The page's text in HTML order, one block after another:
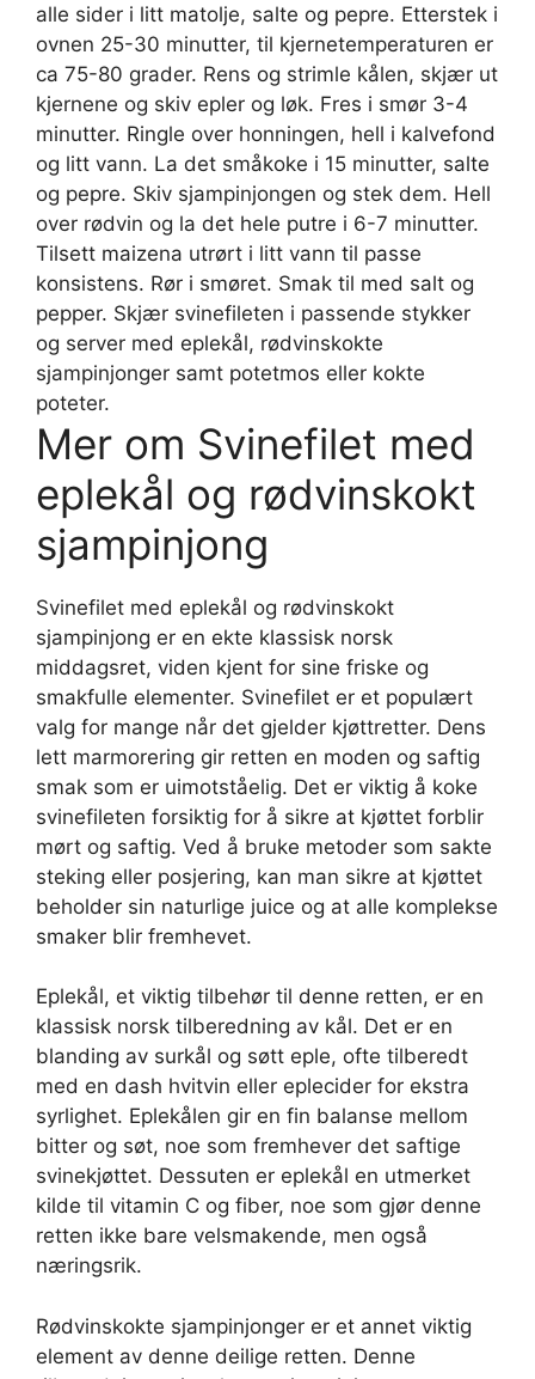
alle sider i litt matolje, salte og pepre. Etterstek i
ovnen 25-30 minutter, til kjernetemperaturen er
ca 75-80 grader. Rens og strimle kålen, skjær ut
kjernene og skiv epler og løk. Fres i smør 3-4
minutter. Ringle over honningen, hell i kalvefond
og litt vann. La det småkoke i 15 minutter, salte
og pepre. Skiv sjampinjongen og stek dem. Hell
over rødvin og la det hele putre i 6-7 minutter.
Tilsett maizena utrørt i litt vann til passe
konsistens. Rør i smøret. Smak til med salt og
pepper. Skjær svinefileten i passende stykker
og server med eplekål, rødvinskokte
sjampinjonger samt potetmos eller kokte
poteter.
Mer om Svinefilet med
eplekål og rødvinskokt
sjampinjong
Svinefilet med eplekål og rødvinskokt
sjampinjong er en ekte klassisk norsk
middagsret, viden kjent for sine friske og
smakfulle elementer. Svinefilet er et populært
valg for mange når det gjelder kjøttretter. Dens
lett marmorering gir retten en moden og saftig
smak som er uimotståelig. Det er viktig å koke
svinefileten forsiktig for å sikre at kjøttet forblir
mørt og saftig. Ved å bruke metoder som sakte
steking eller posjering, kan man sikre at kjøttet
beholder sin naturlige juice og at alle komplekse
smaker blir fremhevet.
Eplekål, et viktig tilbehør til denne retten, er en
klassisk norsk tilberedning av kål. Det er en
blanding av surkål og søtt eple, ofte tilberedt
med en dash hvitvin eller eplecider for ekstra
syrlighet. Eplekålen gir en fin balanse mellom
bitter og søt, noe som fremhever det saftige
svinekjøttet. Dessuten er eplekål en utmerket
kilde til vitamin C og fiber, noe som gjør denne
retten ikke bare velsmakende, men også
næringsrik.
Rødvinskokte sjampinjonger er et annet viktig
element av denne deilige retten. Denne